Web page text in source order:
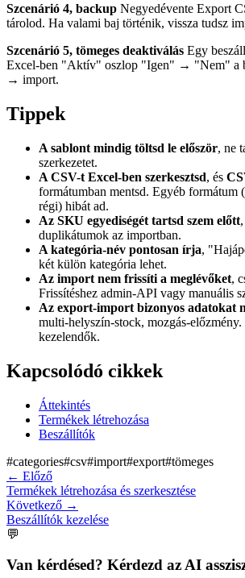
Szcenárió 4, backup Negyedévente Export
tárolod. Ha valami baj történik, vissza tudsz
Szcenárió 5, tömeges deaktiválás Egy
Excel-ben "Aktív" oszlop "Igen" → "Nem" a
→ import.
Tippek
A sablont mindig töltsd le először, ne
szerkezetet.
A CSV-t Excel-ben szerkesztsd, és
formátumban mentsd. Egyéb
régi) hibát ad.
Az SKU egyediségét tartsd szem előtt
duplikátumok az importban.
A kategória-név pontosan írja,
két külön kategória lehet.
Az import nem frissíti a meglévőket,
Frissítéshez admin-API vagy manuális
Az export-import bizonyos adatokat
multi-helyszín-stock, mozgás-
kezelendők.
Kapcsolódó cikkek
Áttekintés
Termékek létrehozása
Beszállítók
#categories#csv#import#export#tömeges
← Előző
Termékek létrehozása és szerkesztése
Következő →
Beszállítók kezelése
💬
Van kérdésed? Kérdezd az AI